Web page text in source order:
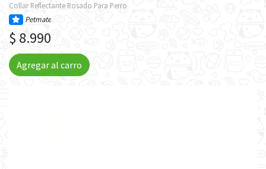
Collar Reflectante Rosado Para Perro
Petmate
$ 8.990
Agregar al carro